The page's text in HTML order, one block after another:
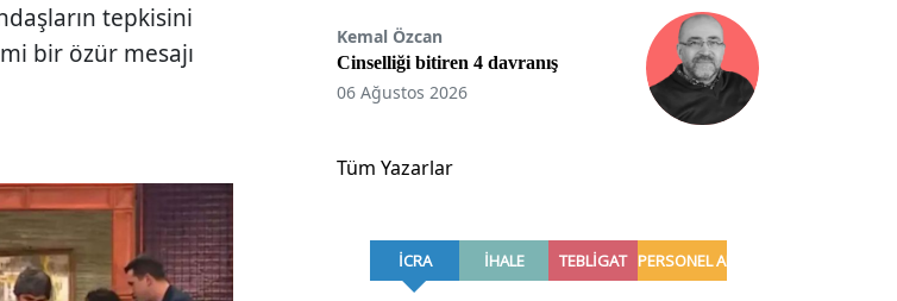
tepkisini
bir özür mesajı
Kemal Özcan
Cinselliği bitiren 4 davranış
06 Ağustos 2026
Tüm Yazarlar